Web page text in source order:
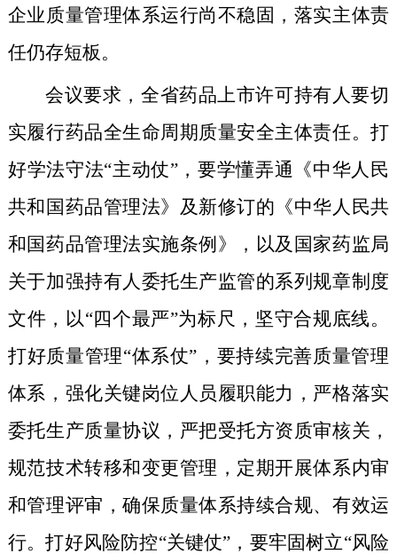
企业质量管理体系运行尚不稳固，落实主体责
任仍存短板。
会议要求， 全省药品上市许可持有人要切
实履行药品全生命周期质量安全主体责任。打
好学法守法“主动仗”，要学懂弄通《中华人民
共和国药品管理法》及新修订的《中华人民共
和国药品管理法实施条例》，以及国家药监局
关于加强持有人委托生产监管的系列规章制度
文件，以“四个最严”为标尺，坚守合规底线。
打好质量管理“体系仗” ，要持续完善质量管理
体系，强化关键岗位人员履职能力，严格落实
委托生产质量协议，严把受托方资质审核关，
规范技术转移和变更管理，定期开展体系内审
和管理评审，确保质量体系持续合规、有效运
行。打好风险防控“关键仗” ， 要牢固树立“风险